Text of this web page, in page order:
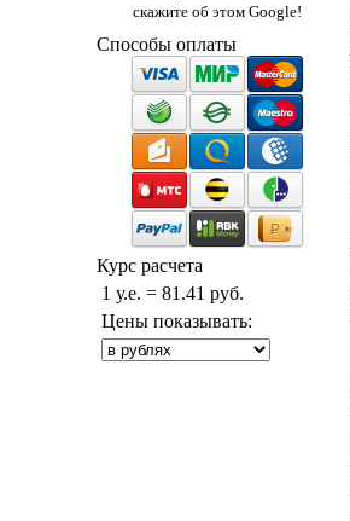
скажите об этом Google!
Способы оплаты
Курс расчета
1 у.е. = 81.41 руб.
Цены показывать: